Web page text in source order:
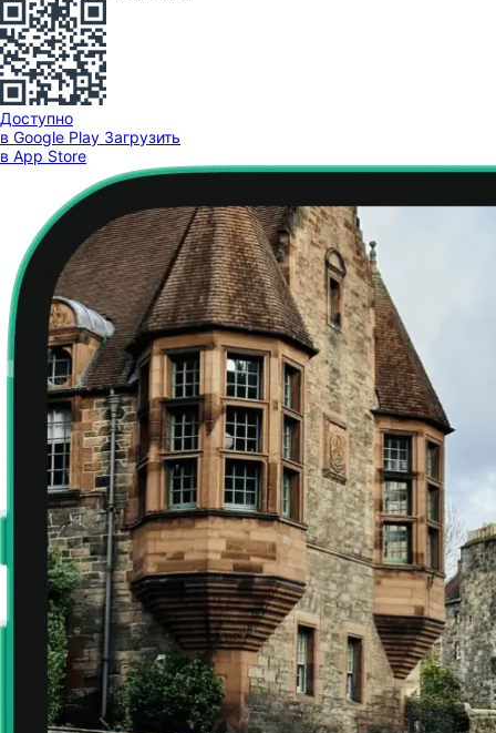
Доступно
в Google Play Загрузить
в App Store